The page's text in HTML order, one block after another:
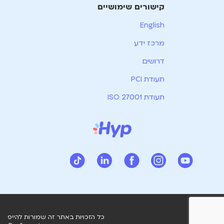
קישורים שימושיים
English
מרכז ידע
דרושים
תעודת PCI
תעודת ISO 27001
כל הזכויות באתר זה שמורות להייפ